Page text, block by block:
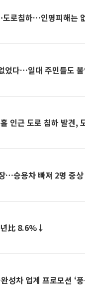
도로침하…인명피해는
었다…일대 주민들도
인근 도로 침하 발견,
…승용차 빠져 2명 중상
比 8.6%↓
성차 업계 프로모션 ‘풍